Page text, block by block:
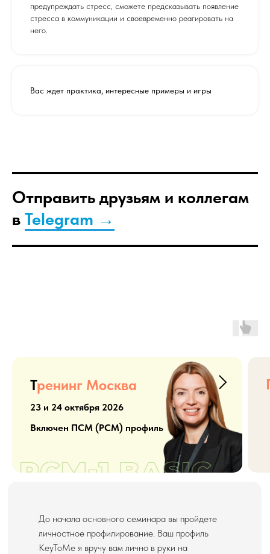
предупреждать стресс, сможете предсказывать появление
стресса в коммуникации и своевременно реагировать на
него.
Вас ждет практика, интересные примеры и игры
Отправить друзьям и коллегам
в Telegram →
Тренинг Москва
23 и 24 октября 2026
Включен ПСМ (PCM) профиль
До начала основного семинара вы пройдете
личностное профилирование. Ваш профиль
KeyToMe я вручу вам лично в руки на